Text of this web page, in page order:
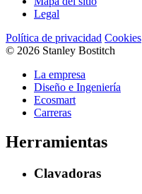
Legal
Política de privacidad Cookies
© 2026 Stanley Bostitch
La empresa
Diseño e Ingeniería
Ecosmart
Carreras
Herramientas
Clavadoras